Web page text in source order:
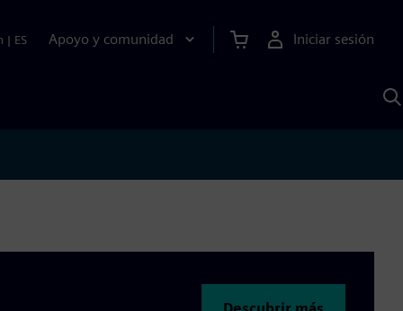
| ES Apoyo y comunidad
Iniciar sesión